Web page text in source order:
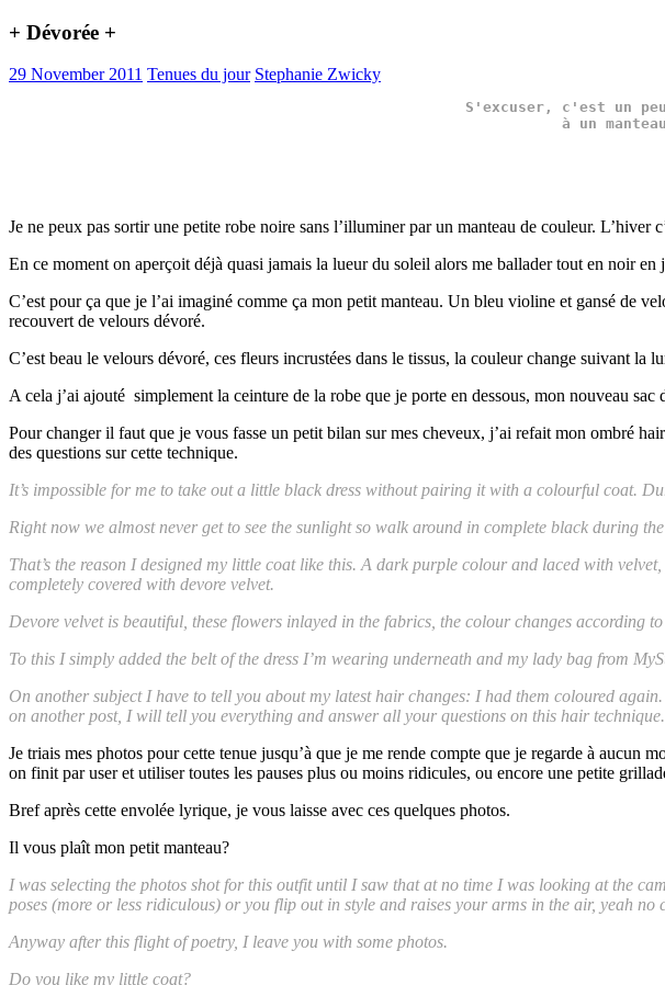
+ Dévorée +
29 November 2011 Tenues du jour Stephanie Zwicky
S'excuser, c'est un
à un
Je ne peux pas sortir une petite robe noire sans l’illuminer par un manteau de couleur. L’hiver
En ce moment on aperçoit déjà quasi jamais la lueur du soleil alors me ballader tout en noir
C’est pour ça que je l’ai imaginé comme ça mon petit manteau. Un bleu violine et gansé de
recouvert de velours dévoré.
C’est beau le velours dévoré, ces fleurs incrustées dans le tissus, la couleur change suivant la
A cela j’ai ajouté simplement la ceinture de la robe que je porte en dessous, mon nouveau sac
Pour changer il faut que je vous fasse un petit bilan sur mes cheveux, j’ai refait mon ombré
des questions sur cette technique.
It’s impossible for me to take out a little black dress without pairing it with a colourful coat.
Right now we almost never get to see the sunlight so walk around in complete black during
That’s the reason I designed my little coat like this. A dark purple colour and laced with
completely covered with devore velvet.
Devore velvet is beautiful, these flowers inlayed in the fabrics, the colour changes according
To this I simply added the belt of the dress I’m wearing underneath and my lady bag from
On another subject I have to tell you about my latest hair changes: I had them coloured
on another post, I will tell you everything and answer all your questions on this hair technique.
Je triais mes photos pour cette tenue jusqu’à que je me rende compte que je regarde à
on finit par user et utiliser toutes les pauses plus ou moins ridicules, ou encore une petite
Bref après cette envolée lyrique, je vous laisse avec ces quelques photos.
Il vous plaît mon petit manteau?
I was selecting the photos shot for this outfit until I saw that at no time I was looking at the
poses (more or less ridiculous) or you flip out in style and raises your arms in the air, yeah no
Anyway after this flight of poetry, I leave you with some photos.
Do you like my little coat?